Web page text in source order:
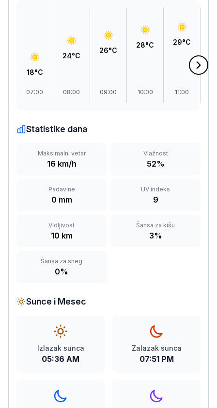
18°C
07:00
24°C
08:00
26°C
09:00
28°C
10:00
29°C
11:00
Statistike dana
Maksimalni vetar
16 km/h
Vlažnost
52%
Padavine
0 mm
UV indeks
9
Vidljivost
10 km
Šansa za kišu
3%
Šansa za sneg
0%
Sunce i Mesec
Izlazak sunca
05:36 AM
Zalazak sunca
07:51 PM